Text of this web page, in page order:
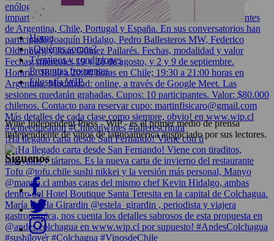
¡Ha llegado carta desde San Fernando! Viene con ti
Home
¿Quiénes somos?
Términos y condiciones
Preguntas frecuentes
Filosofía WIP
Wine Independent Press - WiP - es el primer medio de prensa
independiente de vinos de latinoamerica auspiciado por sus lectores.
Síguenos